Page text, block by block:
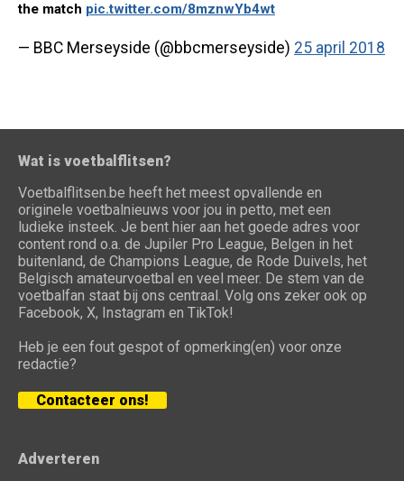
the match pic.twitter.com/8mznwYb4wt
— BBC Merseyside (@bbcmerseyside) 25 april 2018
Wat is voetbalflitsen?
Voetbalflitsen.be heeft het meest opvallende en
originele voetbalnieuws voor jou in petto, met een
ludieke insteek. Je bent hier aan het goede adres voor
content rond o.a. de Jupiler Pro League, Belgen in het
buitenland, de Champions League, de Rode Duivels, het
Belgisch amateurvoetbal en veel meer. De stem van de
voetbalfan staat bij ons centraal. Volg ons zeker ook op
Facebook, X, Instagram en TikTok!
Heb je een fout gespot of opmerking(en) voor onze
redactie?
Contacteer ons!
Adverteren